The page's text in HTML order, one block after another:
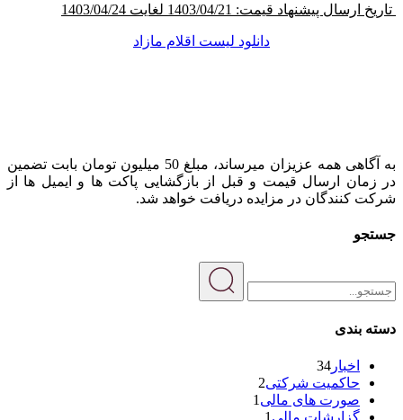
تاریخ ارسال پیشنهاد قیمت: 1403/04/21 لغایت 1403/04/24
دانلود لیست اقلام مازاد
به آگاهی همه عزیزان میرساند، مبلغ 50 میلیون تومان بابت تضمین
در زمان ارسال قیمت و قبل از بازگشایی پاکت ها و ایمیل ها از
شرکت کنندگان در مزایده دریافت خواهد شد.
جستجو
دسته بندی
اخبار 34
حاکمیت شرکتی2
صورت های مالی 1
گزارشات مالی 1